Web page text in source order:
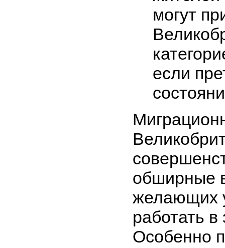
могут
если
обширные
желающих
работать в
Особенно